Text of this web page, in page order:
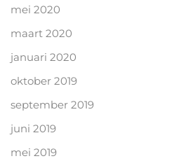
mei 2020
maart 2020
januari 2020
oktober 2019
september 2019
juni 2019
mei 2019